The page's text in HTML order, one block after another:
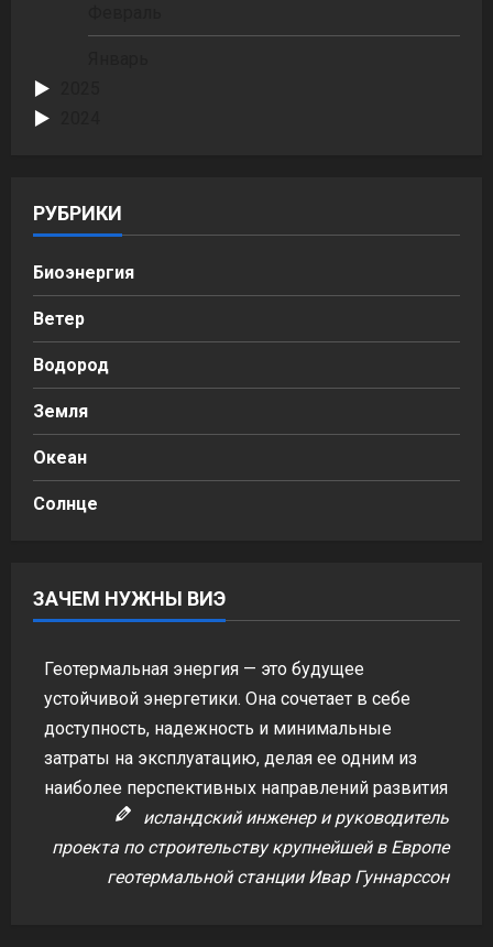
РУБРИКИ
Биоэнергия
Ветер
Водород
Земля
Океан
Солнце
ЗАЧЕМ НУЖНЫ ВИЭ
Геотермальная энергия — это будущее
устойчивой энергетики. Она сочетает в себе
доступность, надежность и минимальные
затраты на эксплуатацию, делая ее одним из
наиболее перспективных направлений развития
исландский инженер и руководитель
проекта по строительству крупнейшей в Европе
геотермальной станции Ивар Гуннарссон